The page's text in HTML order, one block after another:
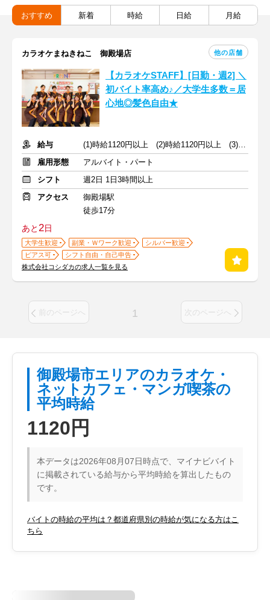
おすすめ 新着 時給 日給 月給
カラオケまねきねこ 御殿場店 他の店舗
【カラオケSTAFF】[日勤・週2] ＼
初バイト率高め♪／大学生多数＝居
心地◎髪色自由★
給与
(1)時給1120円以上 (2)時給1120円以上 (3)時給1100円以上
雇用形態
アルバイト・パート
シフト
週2日 1日3時間以上
アクセス
御殿場駅
徒歩17分
あと2日
大学生歓迎 副業・Ｗワーク歓迎
シルバー歓迎
ピアス可
シフト自由・自己申告
株式会社コシダカの求人一覧を見る
前のページへ 1 次のページへ
御殿場市エリアのカラオケ・
ネットカフェ・マンガ喫茶の
平均時給
1120円
本データは2026年08月07日時点で、マイナビバイト
に掲載されている給与から平均時給を算出したもの
です。
バイトの時給の平均は？都道府県別の時給が気になる方はこ
ちら